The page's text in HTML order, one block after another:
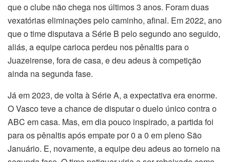
que o clube não chega nos últimos 3 anos. Foram duas
vexatórias eliminações pelo caminho, afinal. Em 2022, ano
que o time disputava a Série B pelo segundo ano seguido,
aliás, a equipe carioca perdeu nos pênaltis para o
Juazeirense, fora de casa, e deu adeus à competição
ainda na segunda fase.
Já em 2023, de volta à Série A, a expectativa era enorme.
O Vasco teve a chance de disputar o duelo único contra o
ABC em casa. Mas, em dia pouco inspirado, a partida foi
para os pênaltis após empate por 0 a 0 em pleno São
Januário. E, novamente, a equipe deu adeus ao torneio na